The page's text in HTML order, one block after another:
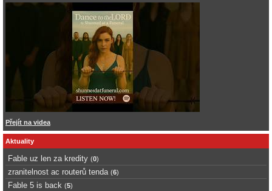
Přejít na videa
Aktuality
Fable uz len za kredity (0)
zranitelnost ac routerů tenda (6)
Fable 5 is back (5)